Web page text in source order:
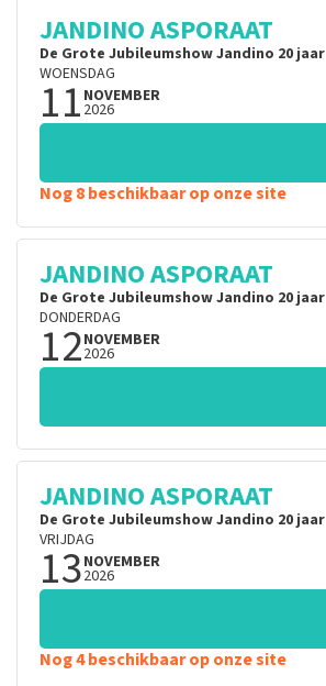
JANDINO ASPORAAT
De Grote Jubileumshow Jandino 20 jaar
WOENSDAG
11 NOVEMBER
2026
Nog 8 beschikbaar op onze site
JANDINO ASPORAAT
De Grote Jubileumshow Jandino 20 jaar
DONDERDAG
12NOVEMBER
2026
JANDINO ASPORAAT
De Grote Jubileumshow Jandino 20 jaar
VRIJDAG
13NOVEMBER
2026
Nog 4 beschikbaar op onze site